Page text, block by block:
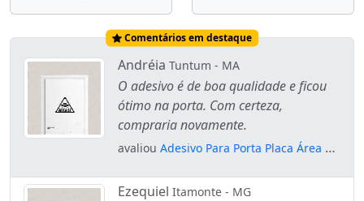
Comentários em destaque
Andréia Tuntum - MA
O adesivo é de boa qualidade e ficou
ótimo na porta. Com certeza,
compraria novamente.
avaliou Adesivo Para Porta Placa Área 51
Ezequiel Itamonte - MG